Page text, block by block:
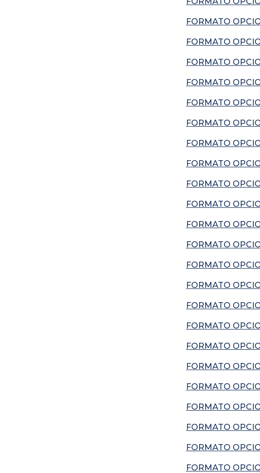
FORMATO
FORMATO
FORMATO
FORMATO
FORMATO
FORMATO
FORMATO
FORMATO
FORMATO
FORMATO
FORMATO
FORMATO
FORMATO
FORMATO
FORMATO
FORMATO
FORMATO
FORMATO
FORMATO
FORMATO
FORMATO
FORMATO
FORMATO